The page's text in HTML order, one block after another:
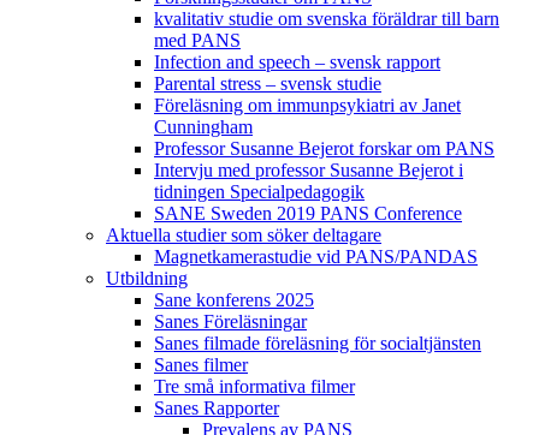
kvalitativ studie om svenska föräldrar till barn
med PANS
Infection and speech – svensk rapport
Parental stress – svensk studie
Föreläsning om immunpsykiatri av Janet
Cunningham
Professor Susanne Bejerot forskar om PANS
Intervju med professor Susanne Bejerot i
tidningen Specialpedagogik
SANE Sweden 2019 PANS Conference
Aktuella studier som söker deltagare
Magnetkamerastudie vid PANS/PANDAS
Utbildning
Sane konferens 2025
Sanes Föreläsningar
Sanes filmade föreläsning för socialtjänsten
Sanes filmer
Tre små informativa filmer
Sanes Rapporter
Prevalens av PANS